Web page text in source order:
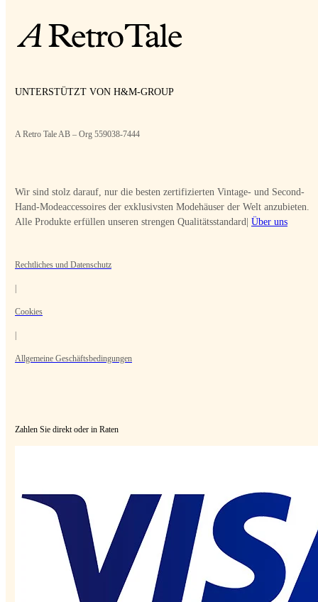
UNTERSTÜTZT VON H&M-GROUP
A Retro Tale AB – Org 559038-7444
Wir sind stolz darauf, nur die besten zertifizierten Vintage- und Second-
Hand-Modeaccessoires der exklusivsten Modehäuser der Welt anzubieten.
Alle Produkte erfüllen unseren strengen Qualitätsstandard| Über uns
Rechtliches und Datenschutz
Cookies
Allgemeine Geschäftsbedingungen
Zahlen Sie direkt oder in Raten